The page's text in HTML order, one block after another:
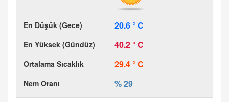
20.6 ° C
40.2 ° C
29.4 ° C
% 29